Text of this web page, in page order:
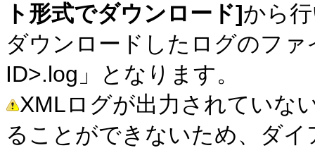
ト形式でダウンロード]から
ダウンロードしたログのフ
ID>.log」となります。
XMLログが出力されていな
ることができないため、ダ